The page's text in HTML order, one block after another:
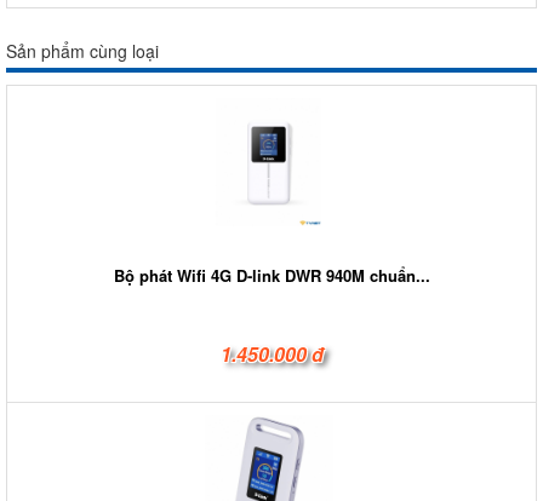
Sản phẩm cùng loại
Bộ phát Wifi 4G D-link DWR 940M chuẩn...
1.450.000 đ